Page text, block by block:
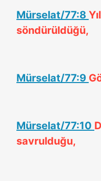
Mürselat/77:8
söndürüldüğü,
Mürselat/77:9
Mürselat/77:10
savrulduğu,